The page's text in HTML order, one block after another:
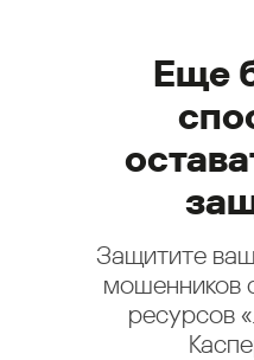
Еще
Защитите
мошенников
ресурсов